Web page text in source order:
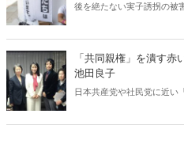
後を絶たない実子誘拐の被
「共同親権」を潰す赤
池田良子
日本共産党や社民党に近い